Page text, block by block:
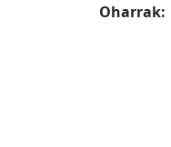
Oharrak: